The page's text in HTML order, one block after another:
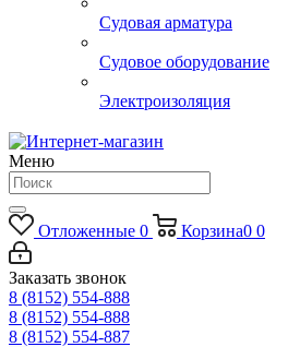
Судовая арматура
Судовое оборудование
Электроизоляция
Меню
Отложенные 0 Корзина0 0
Заказать звонок
8 (8152) 554-888
8 (8152) 554-888
8 (8152) 554-887